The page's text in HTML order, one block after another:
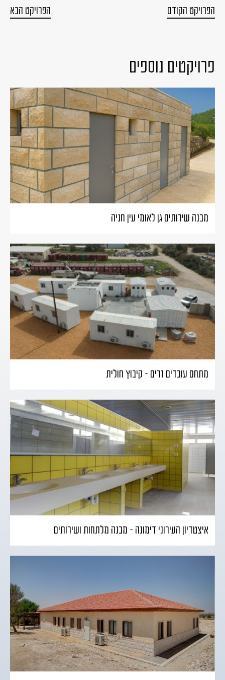
הפרויקט הקודם הפרויקט הבא
פרויקטים נוספים
מבנה שירותים גן לאומי עין חניה
מתחם עובדים זרים – קיבוץ חולית
איצטדיון העירוני דימונה – מבנה מלתחות ושירותים